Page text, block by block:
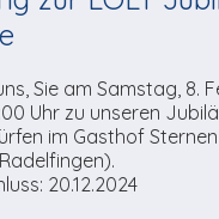
(VJ)
Links
Shop
Partner
zum Studio
Sie am Samstag, 8.
Uhr zu unseren
im Gasthof
20.12.2024